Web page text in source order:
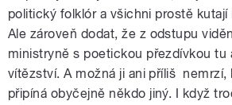
politický folklór a všichni prostě kutají
Ale zároveň dodat, že z odstupu
ministryně s poetickou přezdívkou tu
vítězství. A možná ji ani příliš nemrzí,
připíná obyčejně někdo jiný. I když